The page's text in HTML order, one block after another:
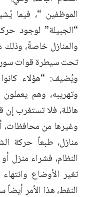
الموظفين “، فيما
“الجبيلة” لوجود
والمنازل خاصةً،
تحت سيطرة قوات
ويُضيف: “هؤلاء
وتهريبه، وهم
هائلة، فلا تستغرب
منازل، طبعاً حركة
النظام، فشراء منزل
تغير الأوضاع
النفط، هذا الأمر أيضاً